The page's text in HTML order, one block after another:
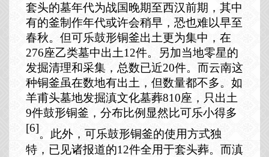
套头的墓年代为战国晚期至西汉前期，其中
有的釜制作年代或许会稍早，恐也难以早至
春秋。但可乐鼓形铜釜出土更为集中，在
276座乙类墓中出土12件。另加当地零星的
发掘清理和采集，总数已近20件。而云南这
种铜釜虽在数地有出土，但数量都不多。如
羊甫头墓地发掘滇文化墓葬810座，只出土
9件鼓形铜釜，分布比例显然比可乐小得多
[6]。此外，可乐鼓形铜釜的使用方式独
特，已见诸报道的12件全用于套头葬。而滇